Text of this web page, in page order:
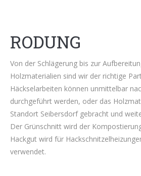
RODUNG
Von der Schlägerung bis zur
Holzmaterialien sind wir der richtige
Häckselarbeiten können unmittelbar
durchgeführt werden, oder das
Standort Seibersdorf gebracht und
Der Grünschnitt wird der
Hackgut wird für
verwendet.